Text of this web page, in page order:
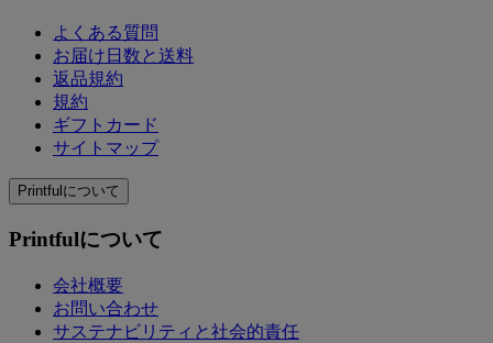
よくある質問
お届け日数と送料
返品規約
規約
ギフトカード
サイトマップ
Printfulについて
Printfulについて
会社概要
お問い合わせ
サステナビリティと社会的責任